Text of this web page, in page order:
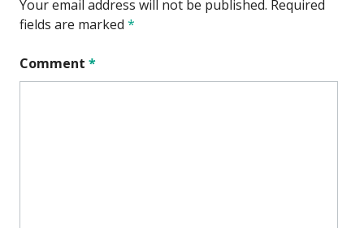
Your email address will not be published. Required
fields are marked *
Comment *